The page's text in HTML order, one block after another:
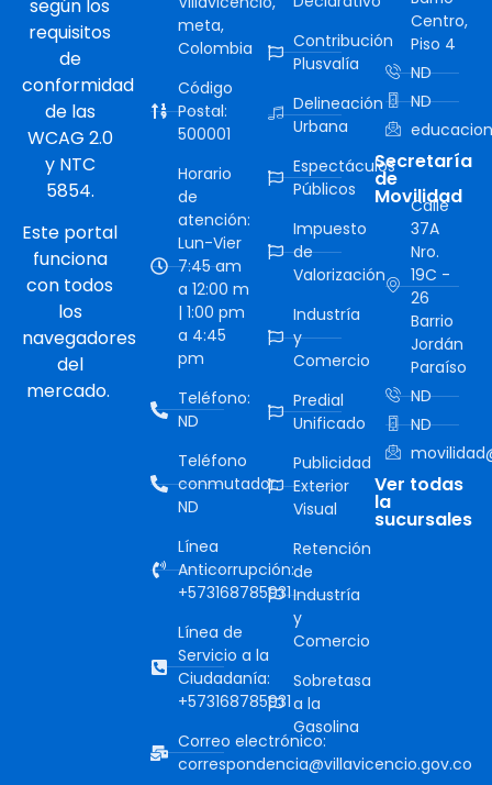
según los
requisitos
de
conformidad
de las
WCAG 2.0
y NTC
5854.
Este portal
funciona
con todos
los
navegadores
del
mercado.
meta,
Colombia
Código
Postal:
500001
Horario
de
atención:
Lun-Vier
7:45 am
a 12:00 m
| 1:00 pm
a 4:45
pm
Teléfono:
ND
Teléfono
conmutador:
ND
Línea
Anticorrupción:
+573168785931
Línea de
Servicio a la
Ciudadanía:
+573168785931
Correo electrónico:
correspondencia@villavicencio.gov.co
Contribución
Plusvalía
Delineación
Urbana
Espectáculos
Públicos
Impuesto
de
Valorización
Industría
y
Comercio
Predial
Unificado
Publicidad
Exterior
Visual
Retención
de
Industría
y
Comercio
Sobretasa
a la
Gasolina
Centro,
Piso 4
ND
ND
Secretaría
de
Movilidad
Calle
37A
Nro.
19C -
26
Barrio
Jordán
Paraíso
ND
ND
Ver todas
la
sucursales